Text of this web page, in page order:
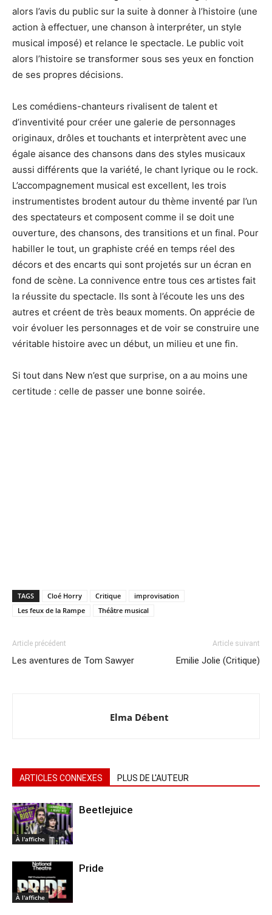
alors l’avis du public sur la suite à donner à l’histoire (une
action à effectuer, une chanson à interpréter, un style
musical imposé) et relance le spectacle. Le public voit
alors l’histoire se transformer sous ses yeux en fonction
de ses propres décisions.
Les comédiens-chanteurs rivalisent de talent et
d’inventivité pour créer une galerie de personnages
originaux, drôles et touchants et interprètent avec une
égale aisance des chansons dans des styles musicaux
aussi différents que la variété, le chant lyrique ou le rock.
L’accompagnement musical est excellent, les trois
instrumentistes brodent autour du thème inventé par l’un
des spectateurs et composent comme il se doit une
ouverture, des chansons, des transitions et un final. Pour
habiller le tout, un graphiste créé en temps réel des
décors et des encarts qui sont projetés sur un écran en
fond de scène. La connivence entre tous ces artistes fait
la réussite du spectacle. Ils sont à l’écoute les uns des
autres et créent de très beaux moments. On apprécie de
voir évoluer les personnages et de voir se construire une
véritable histoire avec un début, un milieu et une fin.
Si tout dans New n’est que surprise, on a au moins une
certitude : celle de passer une bonne soirée.
TAGS Cloé Horry Critique
improvisation
Les feux de la Rampe
Théâtre musical
Article précédent
Les aventures de Tom Sawyer
Article suivant
Emilie Jolie (Critique)
Elma Débent
ARTICLES CONNEXES PLUS DE L'AUTEUR
À l'affiche
Beetlejuice
À l'affiche
Pride